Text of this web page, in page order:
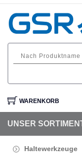
WARENKORB
UNSER
Haltewerkzeuge